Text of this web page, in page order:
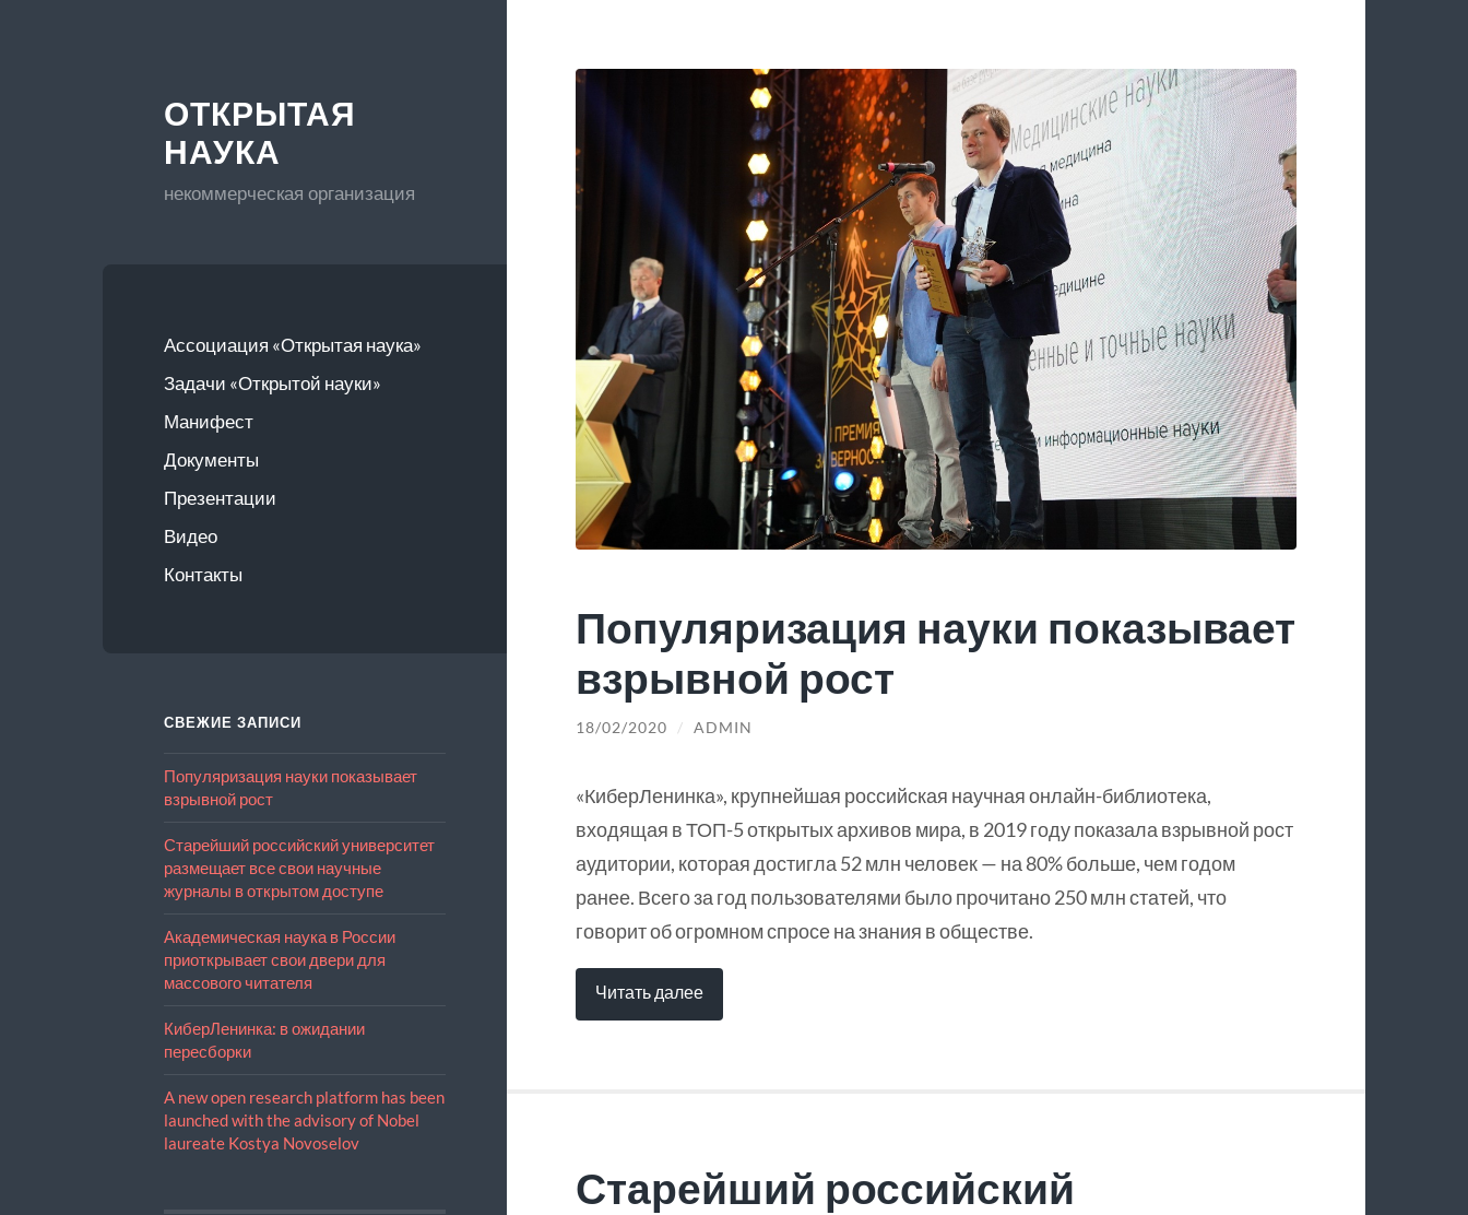
ОТКРЫТАЯ
НАУКА
некоммерческая организация
Ассоциация «Открытая наука»
Задачи «Открытой науки»
Манифест
Документы
Презентации
Видео
Контакты
СВЕЖИЕ ЗАПИСИ
Популяризация науки показывает
взрывной рост
Старейший российский университет
размещает все свои научные
журналы в открытом доступе
Академическая наука в России
приоткрывает свои двери для
массового читателя
КиберЛенинка: в ожидании
пересборки
A new open research platform has been
launched with the advisory of Nobel
laureate Kostya Novoselov
Популяризация науки показывает
взрывной рост
18/02/2020 / ADMIN
«КиберЛенинка», крупнейшая российская научная онлайн-библиотека,
входящая в ТОП-5 открытых архивов мира, в 2019 году показала взрывной рост
аудитории, которая достигла 52 млн человек — на 80% больше, чем годом
ранее. Всего за год пользователями было прочитано 250 млн статей, что
говорит об огромном спросе на знания в обществе.
Читать далее
Старейший российский